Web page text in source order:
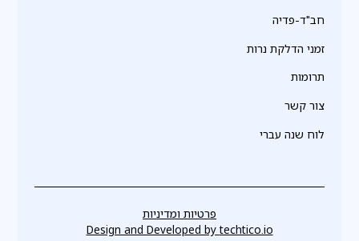
חב"ד-פדיה
זמני הדלקת נרות
תרומות
צור קשר
לוח שנה עברי
פרטיות ומדיניות
Design and Developed bytechtico.io